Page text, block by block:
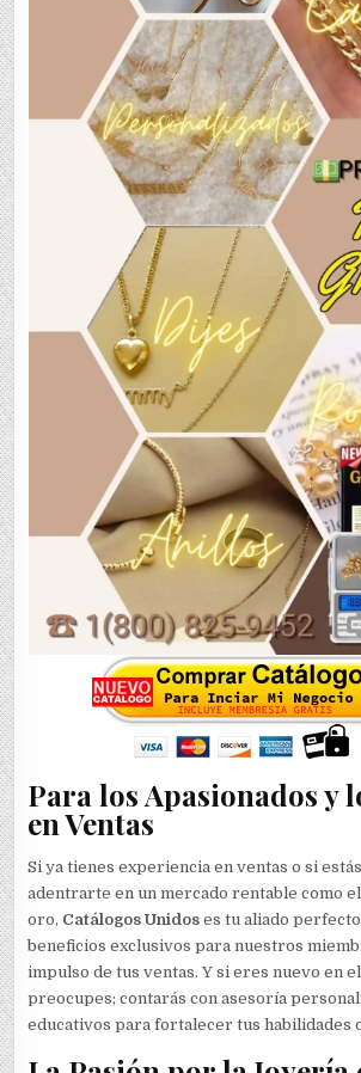
Para los Apasionados y
en Ventas
Si ya tienes experiencia en ventas o si
adentrarte en un mercado rentable como
oro, Catálogos Unidos es tu aliado
beneficios exclusivos para nuestros
impulso de tus ventas. Y si eres nuevo en
preocupes; contarás con asesoría
educativos para fortalecer tus habilidades